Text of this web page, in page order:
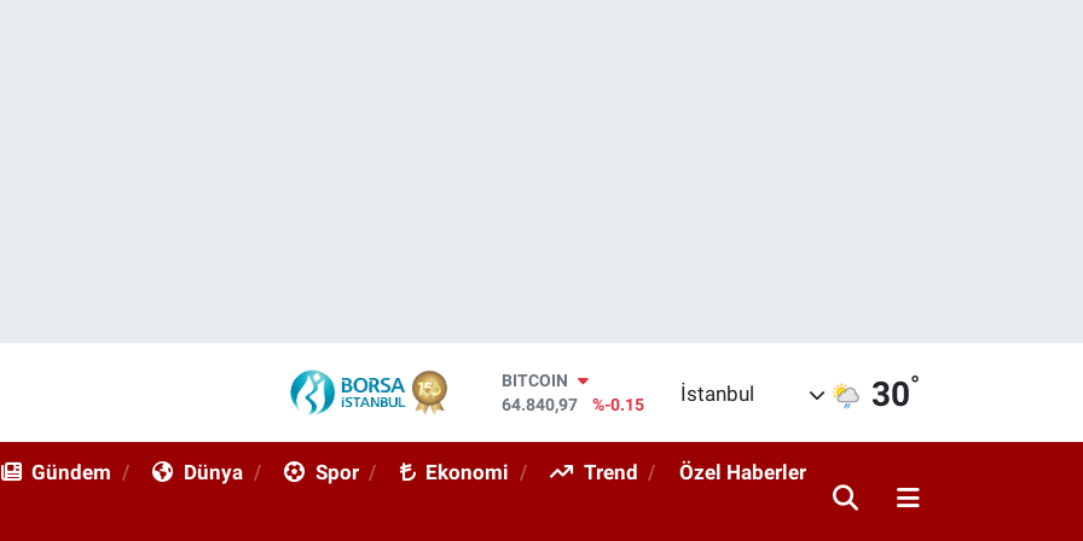
BITCOIN
64.840,97
%-0.15
47,7436
%0.18
EURO
İstanbul 30°
Gündem Dünya Spor Ekonomi Trend Özel Haberler